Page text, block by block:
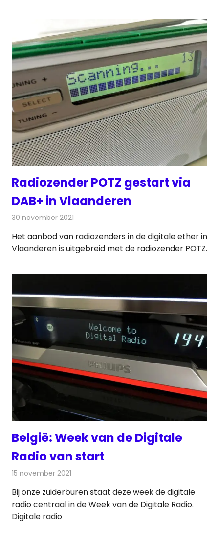
Radiozender POTZ gestart via
DAB+ in Vlaanderen
30 november 2021
Het aanbod van radiozenders in de digitale ether in
Vlaanderen is uitgebreid met de radiozender POTZ.
België: Week van de Digitale
Radio van start
15 november 2021
Bij onze zuiderburen staat deze week de digitale
radio centraal in de Week van de Digitale Radio.
Digitale radio